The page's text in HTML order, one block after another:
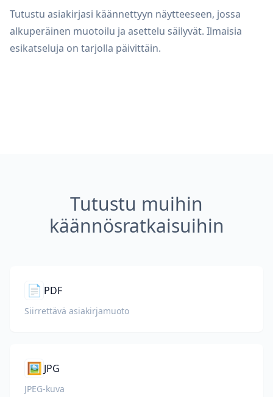
Tutustu asiakirjasi käännettyyn näytteeseen, jossa
alkuperäinen muotoilu ja asettelu säilyvät. Ilmaisia
esikatseluja on tarjolla päivittäin.
Tutustu muihin
käännösratkaisuihin
📄 PDF
Siirrettävä asiakirjamuoto
🖼️ JPG
JPEG-kuva